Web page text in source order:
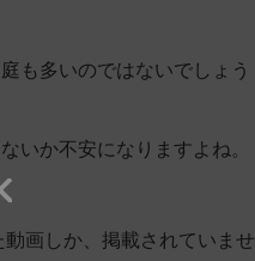
も多いのではないでしょう
いか不安になりますよね。
画しか、掲載されていませ